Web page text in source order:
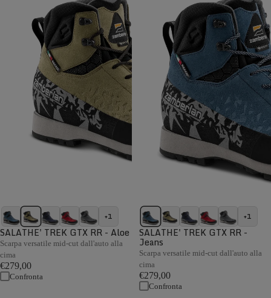
+1
SALATHE' TREK GTX RR - Aloe
Scarpa versatile mid-cut dall'auto alla
cima
€279,00
Confronta
+1
SALATHE' TREK GTX RR -
Jeans
Scarpa versatile mid-cut dall'auto alla
cima
€279,00
Confronta